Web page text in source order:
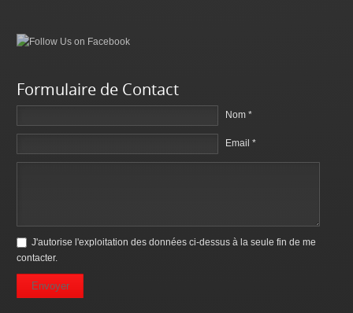
Formulaire de Contact
Nom *
Email *
J'autorise l'exploitation des données ci-dessus à la seule fin de me
contacter.
Envoyer